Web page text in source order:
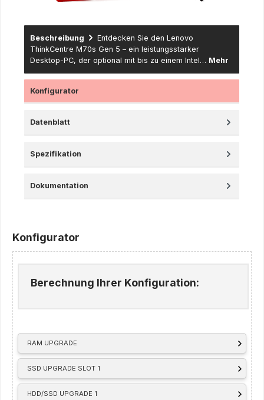
Beschreibung
Entdecken Sie den Lenovo
ThinkCentre M70s Gen 5 – ein leistungsstarker
Desktop-PC, der optional mit bis zu einem Intel… Mehr
Konfigurator
Datenblatt
Spezifikation
Dokumentation
Konfigurator
RAM UPGRADE
SSD UPGRADE SLOT 1
HDD/SSD UPGRADE 1
Berechnung Ihrer Konfiguration: